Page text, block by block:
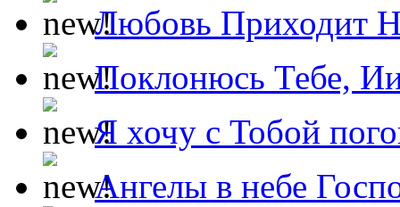
Любовь Приходит
Поклонюсь Тебе,
Я хочу с Тобой
Ангелы в небе